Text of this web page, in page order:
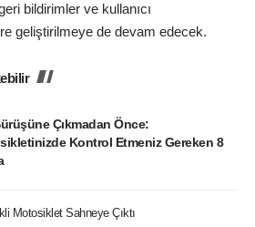
bildirimler ve kullanıcı
geliştirilmeye de devam edecek.
Çıkmadan Önce:
Kontrol Etmeniz Gereken 8
Motosiklet Sahneye Çıktı